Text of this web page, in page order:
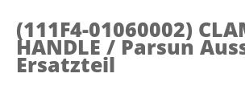
(111F4-01060002)
HANDLE / Parsun
Ersatzteil